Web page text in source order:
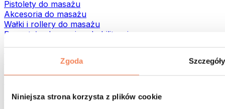
Zgoda Szczegóły
Niniejsza strona korzysta z plików cookie
Pistolety do masażu
Akcesoria do masażu
Wałki i rollery do masażu
Pozostałe akcesoria rehabilitacyjne
Torby i plecaki
Torby na żywność i akcesoria
Akcesoria dopasowane do aktywności